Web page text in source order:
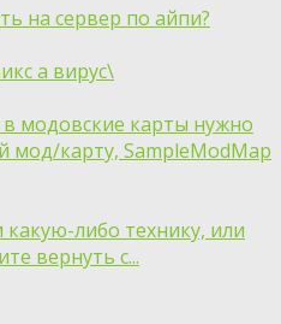
на сервер по айпи?
а вирус\
в модовские карты нужно
мод/карту, SampleModMap
либо технику, или
вернуть с...